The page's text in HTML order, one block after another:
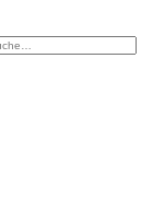
Suche